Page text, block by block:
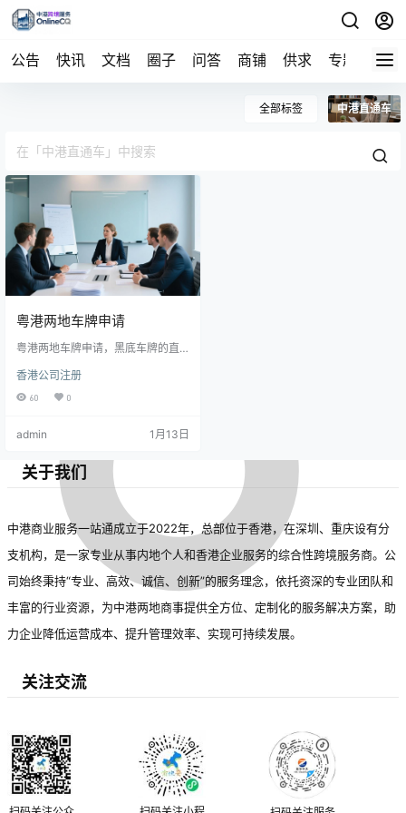
公告 快讯 文档 圈子 问答 商铺 供求 专题 导航
全部标签 中港直通车
粤港两地车牌申请
粤港两地车牌申请，黑底车牌的直
口岸等可供选择 包括官费，车检费
等，不包括交强险和商业保险费
香港公司注册
60 0
admin 1月13日
关于我们
中港商业服务一站通成立于2022年，总部位于香港，在深圳、重庆设有分
支机构，是一家专业从事内地个人和香港企业服务的综合性跨境服务商。公
司始终秉持“专业、高效、诚信、创新”的服务理念，依托资深的专业团队和
丰富的行业资源，为中港两地商事提供全方位、定制化的服务解决方案，助
力企业降低运营成本、提升管理效率、实现可持续发展。
关注交流